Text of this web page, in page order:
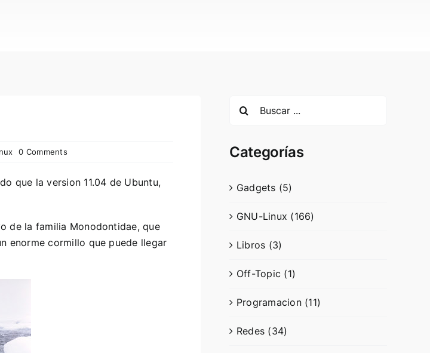
0 Comments
que la version 11.04 de Ubuntu,
de la familia Monodontidae, que
enorme cormillo que puede llegar
Categorías
Gadgets (5)
GNU-Linux (166)
Libros (3)
Off-Topic (1)
Programacion (11)
Redes (34)